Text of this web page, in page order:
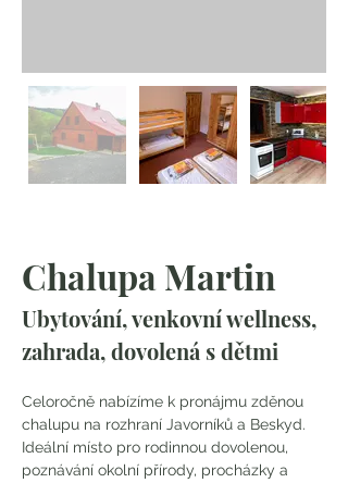
Chalupa Martin
Ubytování, venkovní wellness,
zahrada, dovolená s dětmi
Celoročně nabízíme k pronájmu zděnou
chalupu na rozhraní Javorníků a Beskyd.
Ideální místo pro rodinnou dovolenou,
poznávání okolní přírody, procházky a